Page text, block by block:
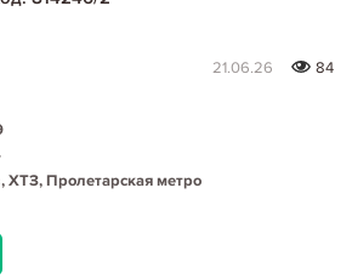
21.06.26
84
ХТЗ, Пролетарская метро